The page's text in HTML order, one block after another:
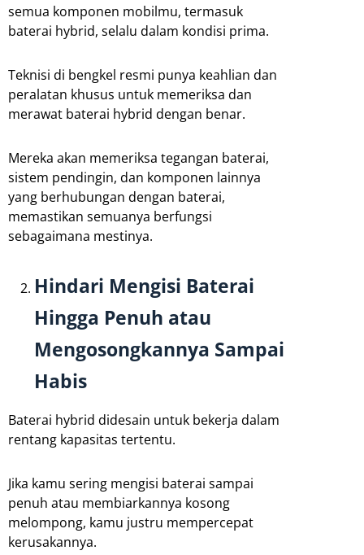
semua komponen mobilmu, termasuk
baterai hybrid, selalu dalam kondisi prima.
Teknisi di bengkel resmi punya keahlian dan
peralatan khusus untuk memeriksa dan
merawat baterai hybrid dengan benar.
Mereka akan memeriksa tegangan baterai,
sistem pendingin, dan komponen lainnya
yang berhubungan dengan baterai,
memastikan semuanya berfungsi
sebagaimana mestinya.
Hindari Mengisi Baterai
Hingga Penuh atau
Mengosongkannya Sampai
Habis
Baterai hybrid didesain untuk bekerja dalam
rentang kapasitas tertentu.
Jika kamu sering mengisi baterai sampai
penuh atau membiarkannya kosong
melompong, kamu justru mempercepat
kerusakannya.